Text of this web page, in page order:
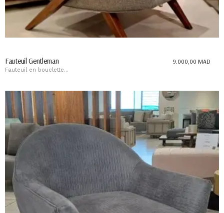
Fauteuil Gentleman
Fauteuil en bouclette...
9.000,00 MAD